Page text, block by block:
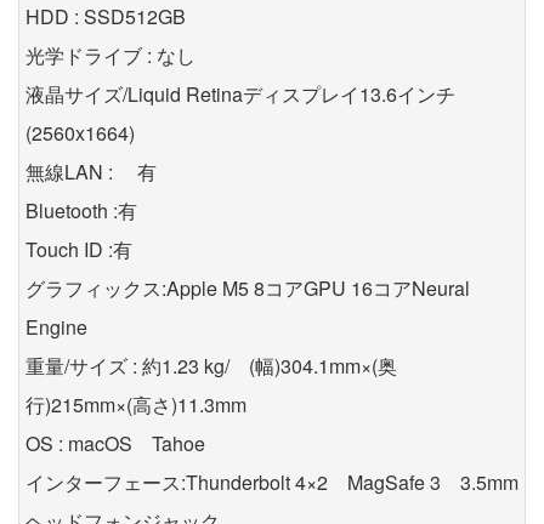
HDD : SSD512GB
光学ドライブ : なし
液晶サイズ/Liquid Retinaディスプレイ13.6インチ
(2560x1664)
無線LAN : 有
Bluetooth :有
Touch ID :有
グラフィックス:Apple M5 8コアGPU 16コアNeural
Engine
重量/サイズ : 約1.23 kg/ (幅)304.1mm×(奥
行)215mm×(高さ)11.3mm
OS : macOS Tahoe
インターフェース:Thunderbolt 4×2 MagSafe 3 3.5mm